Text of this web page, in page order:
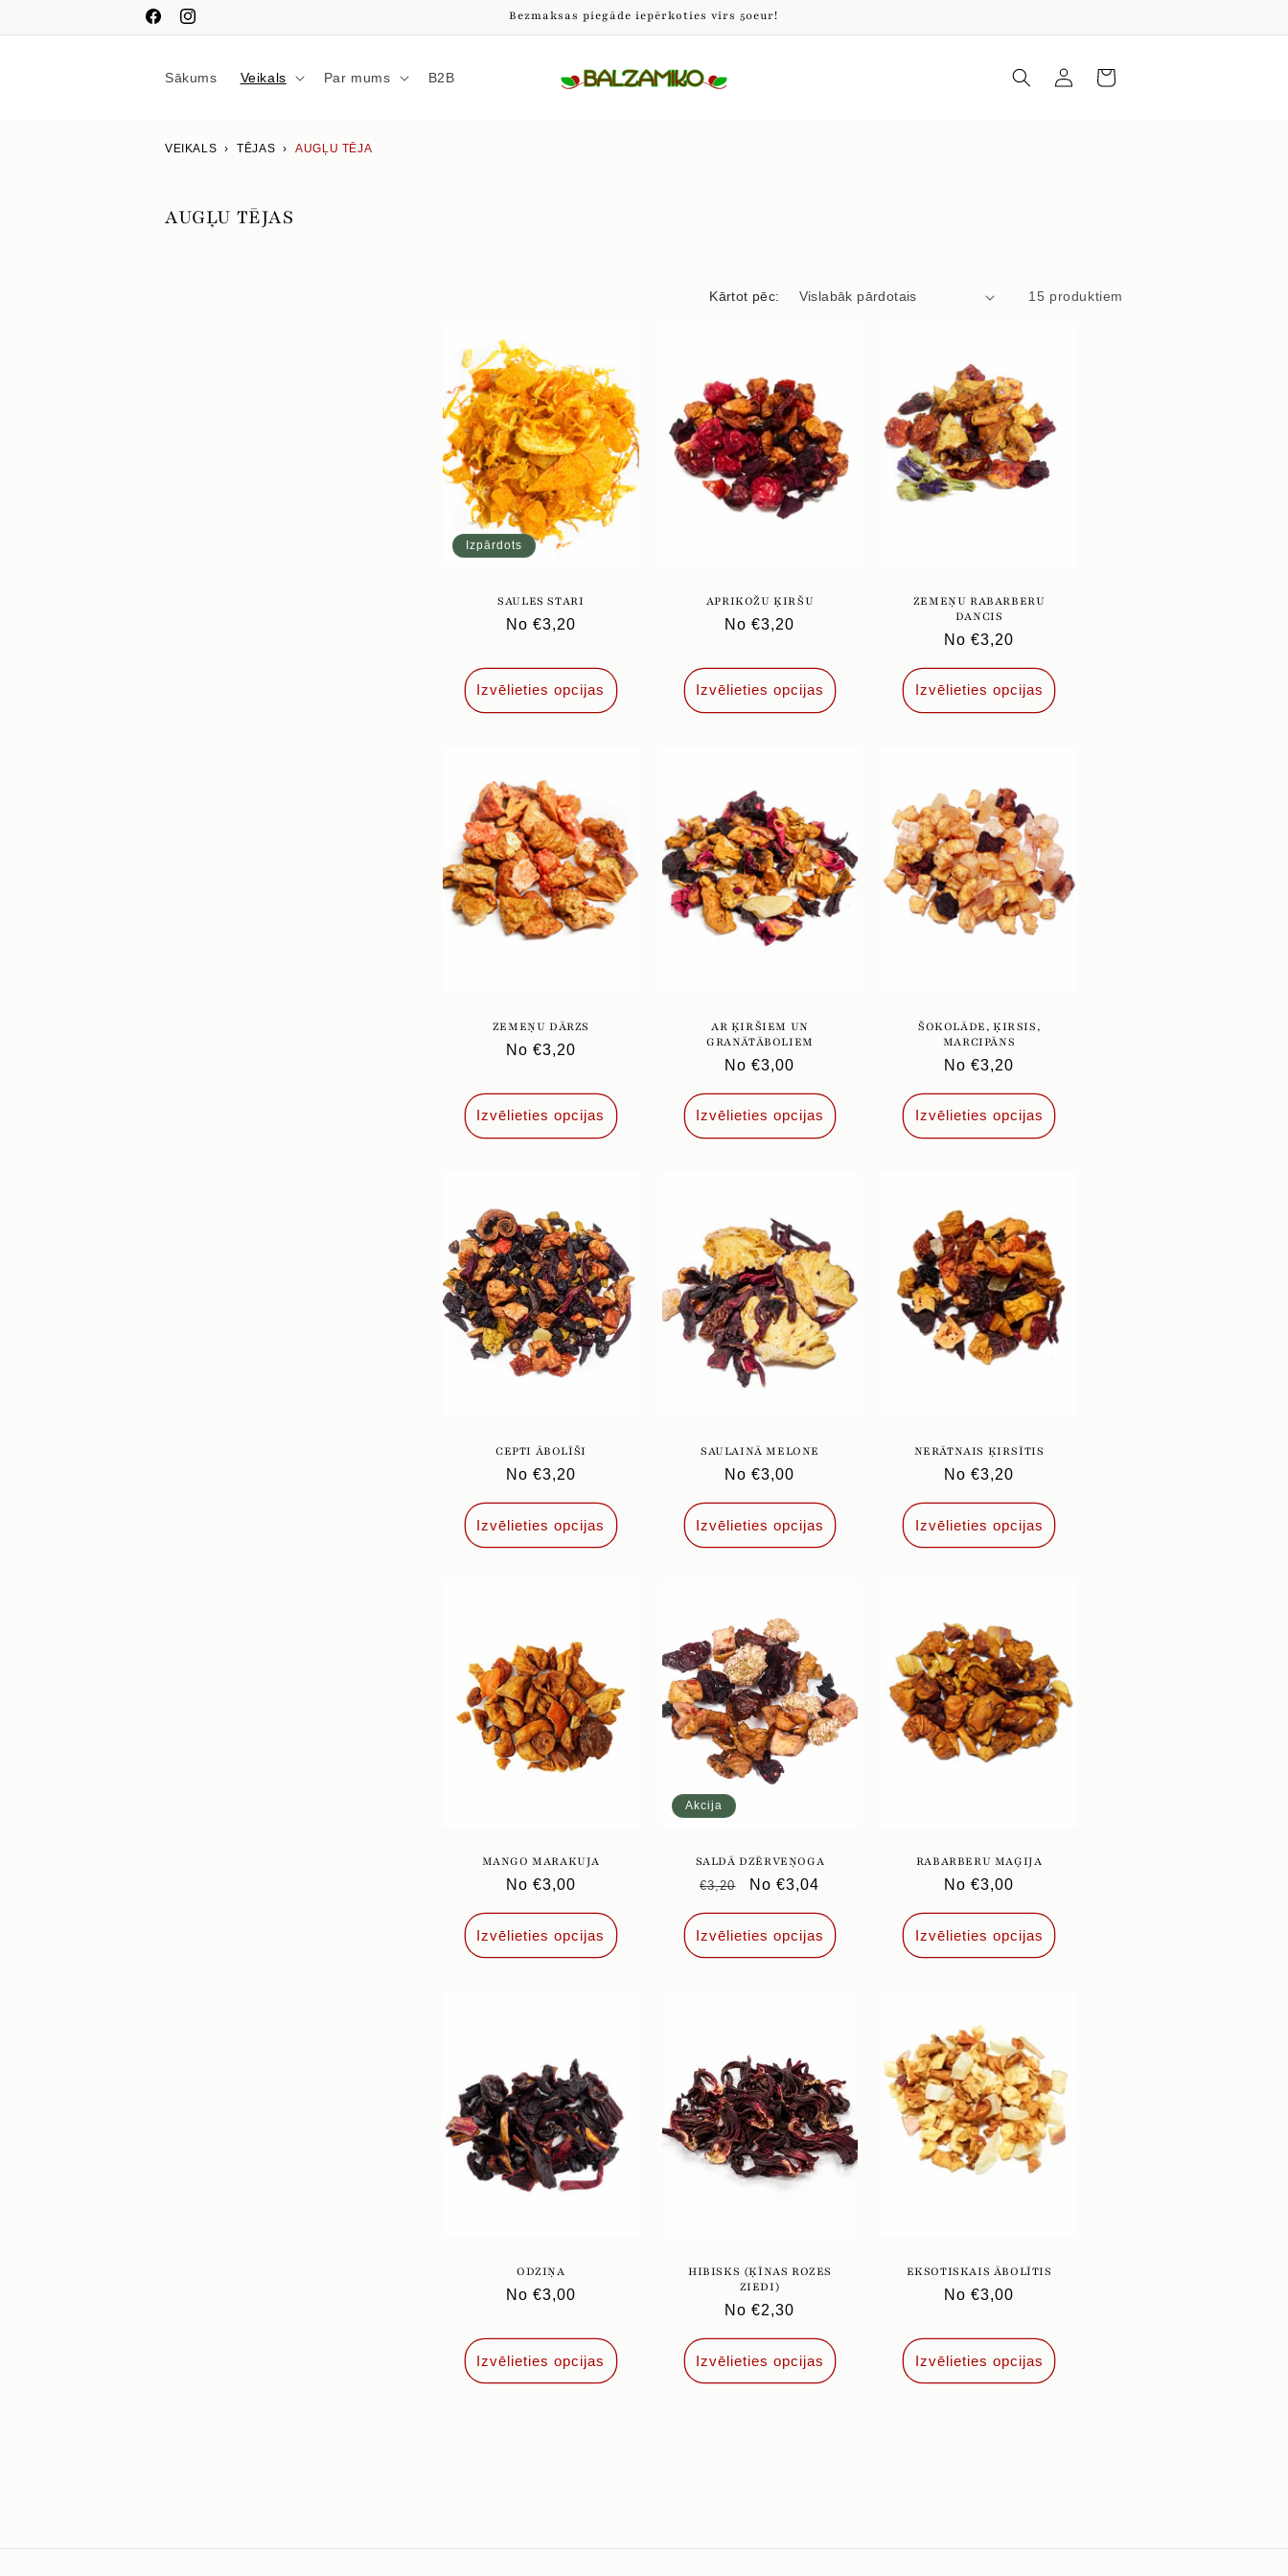
saturu
FacebookInstagram
Bezmaksas piegāde iepērkoties virs 50eur!
Sākums Veikals Par mums B2B Piesakieties
grozs
VEIKALS › TĒJAS › AUGĻU TĒJA
K
AUGĻU TĒJAS
Kārtot pēc: 15 produktiem
Izpārdots
SAULES STARI
Parastā
No €3,20
Izvēlieties opcijas
APRIKOŽU ĶIRŠU
Parastā
No €3,20
Izvēlieties opcijas
ZEMEŅU RABARBERU
DANCIS
Parastā
No €3,20
Izvēlieties opcijas
ZEMEŅU DĀRZS
Parastā
No €3,20
Izvēlieties opcijas
AR ĶIRŠIEM UN
GRANĀTĀBOLIEM
Parastā
No €3,00
Izvēlieties opcijas
ŠOKOLĀDE, ĶIRSIS,
MARCIPĀNS
Parastā
No €3,20
Izvēlieties opcijas
CEPTI ĀBOLĪŠI
Parastā
cena
No €3,20
Izvēlieties opcijas
SAULAINĀ MELONE
Parastā
cena
No €3,00
Izvēlieties opcijas
NERĀTNAIS ĶIRSĪTIS
Parastā
cena
No €3,20
Izvēlieties opcijas
MANGO MARAKUJA
Parastā
No €3,00
Izvēlieties opcijas
Akcija
SALDĀ DZĒRVEŅOGA
Parastā
€3,20
Pārdošanas
No €3,04
Izvēlieties opcijas
RABARBERU MAĢIJA
Parastā
No €3,00
Izvēlieties opcijas
ODZIŅA
Parastā
No €3,00
Izvēlieties opcijas
HIBISKS (ĶĪNAS ROZES
ZIEDI)
Parastā
No €2,30
Izvēlieties opcijas
EKSOTISKAIS ĀBOLĪTIS
Parastā
No €3,00
Izvēlieties opcijas